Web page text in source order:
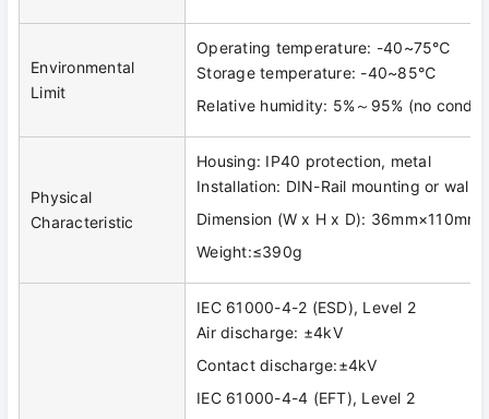
Environmental
Limit
Operating temperature: -40~75℃
Storage temperature: -40~85℃
Relative humidity: 5%～95% (no
Physical
Characteristic
Housing: IP40 protection, metal
Installation: DIN-Rail mounting or wall
Dimension (W x H x D):
Weight:≤390g
IEC 61000-4-2 (ESD), Level 2
Air discharge: ±4kV
Contact discharge:±4kV
IEC 61000-4-4 (EFT), Level 2